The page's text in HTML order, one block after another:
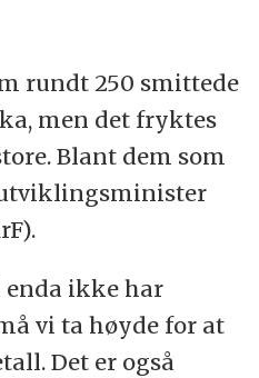
rundt 250 smittede
men det fryktes
Blant dem som
enda ikke har
vi ta høyde for at
Det er også